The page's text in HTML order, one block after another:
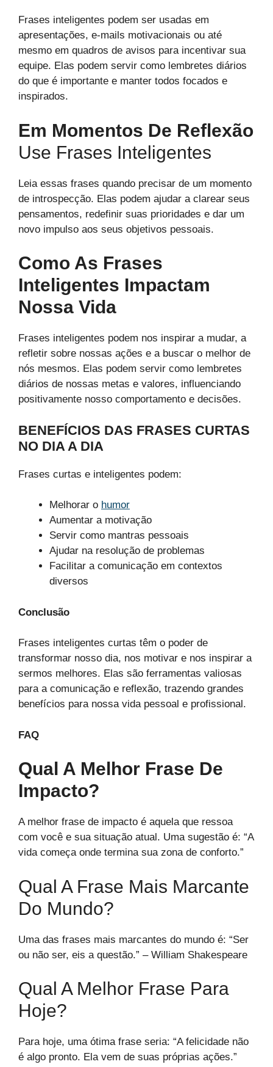
Frases inteligentes podem ser usadas em
apresentações, e-mails motivacionais ou até
mesmo em quadros de avisos para incentivar sua
equipe. Elas podem servir como lembretes diários
do que é importante e manter todos focados e
inspirados.
Em Momentos De Reflexão
Use Frases Inteligentes
Leia essas frases quando precisar de um momento
de introspecção. Elas podem ajudar a clarear seus
pensamentos, redefinir suas prioridades e dar um
novo impulso aos seus objetivos pessoais.
Como As Frases
Inteligentes Impactam
Nossa Vida
Frases inteligentes podem nos inspirar a mudar, a
refletir sobre nossas ações e a buscar o melhor de
nós mesmos. Elas podem servir como lembretes
diários de nossas metas e valores, influenciando
positivamente nosso comportamento e decisões.
BENEFÍCIOS DAS FRASES CURTAS
NO DIA A DIA
Frases curtas e inteligentes podem:
Melhorar o humor
Aumentar a motivação
Servir como mantras pessoais
Ajudar na resolução de problemas
Facilitar a comunicação em contextos
diversos
Conclusão
Frases inteligentes curtas têm o poder de
transformar nosso dia, nos motivar e nos inspirar a
sermos melhores. Elas são ferramentas valiosas
para a comunicação e reflexão, trazendo grandes
benefícios para nossa vida pessoal e profissional.
FAQ
Qual A Melhor Frase De
Impacto?
A melhor frase de impacto é aquela que ressoa
com você e sua situação atual. Uma sugestão é: “A
vida começa onde termina sua zona de conforto.”
Qual A Frase Mais Marcante
Do Mundo?
Uma das frases mais marcantes do mundo é: “Ser
ou não ser, eis a questão.” – William Shakespeare
Qual A Melhor Frase Para
Hoje?
Para hoje, uma ótima frase seria: “A felicidade não
é algo pronto. Ela vem de suas próprias ações.”